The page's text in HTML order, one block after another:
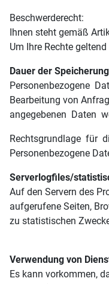
Beschwerderecht:
Ihnen steht gemäß
Um Ihre Rechte
Dauer der
Personenbezogene
Bearbeitung von
angegebenen Daten
Rechtsgrundlage für
Personenbezogene
Serverlogfiles/
Auf den Servern des
aufgerufene Seiten,
zu statistischen
Verwendung von
Es kann vorkommen,